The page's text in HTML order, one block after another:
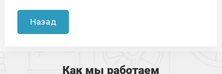
Назад
Как мы работаем